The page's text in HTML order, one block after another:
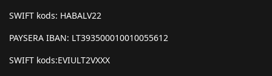
SWIFT kods: HABALV22
PAYSERA IBAN: LT393500010010055612
SWIFT kods:EVIULT2VXXX